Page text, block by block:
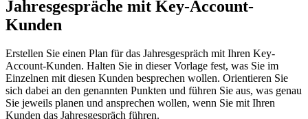
Jahresgespräche mit Key-Account-
Kunden
Erstellen Sie einen Plan für das Jahresgespräch mit Ihren Key-
Account-Kunden. Halten Sie in dieser Vorlage fest, was Sie im
Einzelnen mit diesen Kunden besprechen wollen. Orientieren Sie
sich dabei an den genannten Punkten und führen Sie aus, was genau
Sie jeweils planen und ansprechen wollen, wenn Sie mit Ihren
Kunden das Jahresgespräch führen.